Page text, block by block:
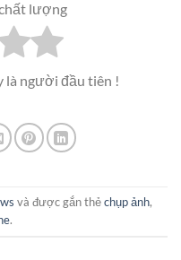
lượng
là người đầu tiên !
và được gắn thẻchụp ảnh,
.